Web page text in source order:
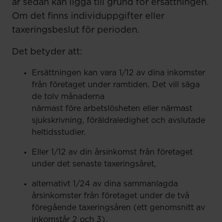
år sedan kan ligga till grund för ersättningen.
Om det finns individuppgifter eller
taxeringsbeslut för perioden.
Det betyder att:
Ersättningen kan vara 1/12 av dina inkomster
från företaget under ramtiden. Det vill säga
de tolv månaderna
närmast före arbetslösheten eller närmast
sjukskrivning, föräldraledighet och avslutade
heltidsstudier.
Eller 1/12 av din årsinkomst från företaget
under det senaste taxeringsåret,
alternativt 1/24 av dina sammanlagda
årsinkomster från företaget under de två
föregående taxeringsåren (ett genomsnitt av
inkomstår 2 och 3).